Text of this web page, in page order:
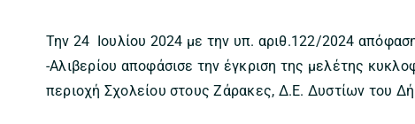
Την 24 Ιουλίου 2024 με την υπ. αριθ.122/2024
-Αλιβερίου αποφάσισε την έγκριση της μελέτης
περιοχή Σχολείου στους Ζάρακες, Δ.Ε. Δυστίων του